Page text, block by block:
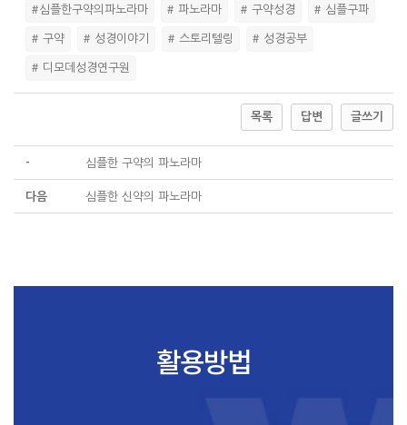
#심플한구약의파노라마 # 파노라마 # 구약성경 # 심플구파
# 구약 # 성경이야기 # 스토리텔링 # 성경공부
# 디모데성경연구원
목록 답변 글쓰기
- 심플한 구약의 파노라마
다음 심플한 신약의 파노라마
활용방법